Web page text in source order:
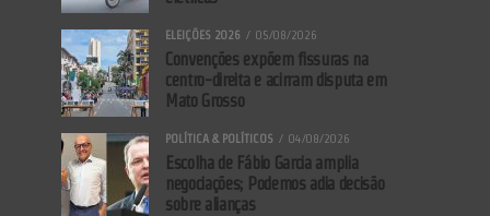
ELEIÇÕES 2026 05/08/2026
Convenções expõem fissuras na
centro-direita e acirram disputa em
Mato Grosso
POLÍTICA & POLÍTICOS 04/08/2026
Escolha de Fábio Garcia amplia
negociações; Podemos adia decisão
sobre alianças